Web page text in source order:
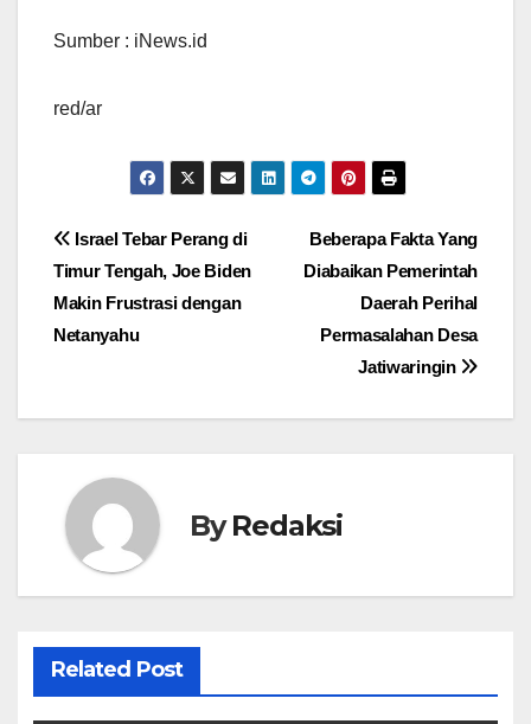
Sumber : iNews.id
red/ar
Navigasi
pos
Beberapa Fakta Yang
Diabaikan Pemerintah
Daerah Perihal
Permasalahan Desa
Jatiwaringin
Israel Tebar Perang di
Timur Tengah, Joe Biden
Makin Frustrasi dengan
Netanyahu
ByRedaksi
Related Post